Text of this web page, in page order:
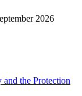
and the Protection